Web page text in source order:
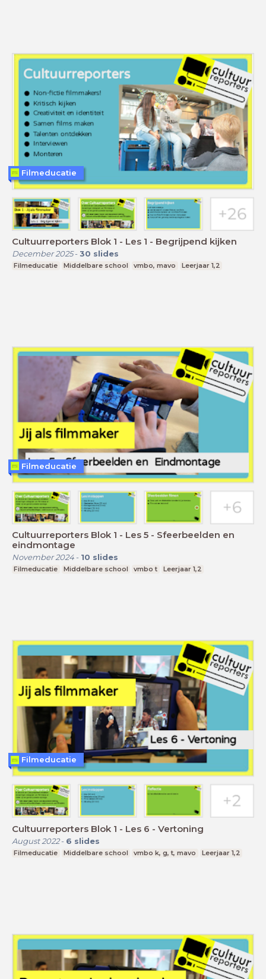
Cultuurreporters Blok 1 - Les 1 - Begrijpend kijken
December 2025- 30 slides
Filmeducatie Middelbare school vmbo, mavo Leerjaar 1,2
Filmeducatie
Cultuurreporters Blok 1 - Les 5 - Sfeerbeelden en
eindmontage
November 2024- 10 slides
Filmeducatie Middelbare school vmbo t Leerjaar 1,2
Filmeducatie
Cultuurreporters Blok 1 - Les 6 - Vertoning
August 2022- 6 slides
Filmeducatie Middelbare school vmbo k, g, t, mavo Leerjaar 1,2
Filmeducatie